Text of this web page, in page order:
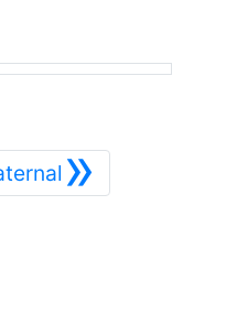
»
Siguiente